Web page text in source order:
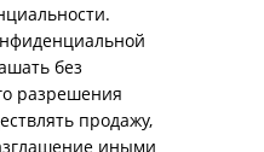
без
разрешения
продажу,
иными